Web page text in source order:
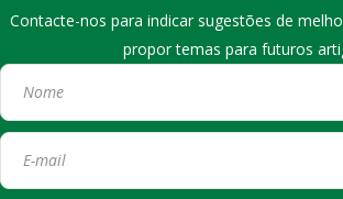
Contacte-nos para indicar sugestões de
propor temas para futuros